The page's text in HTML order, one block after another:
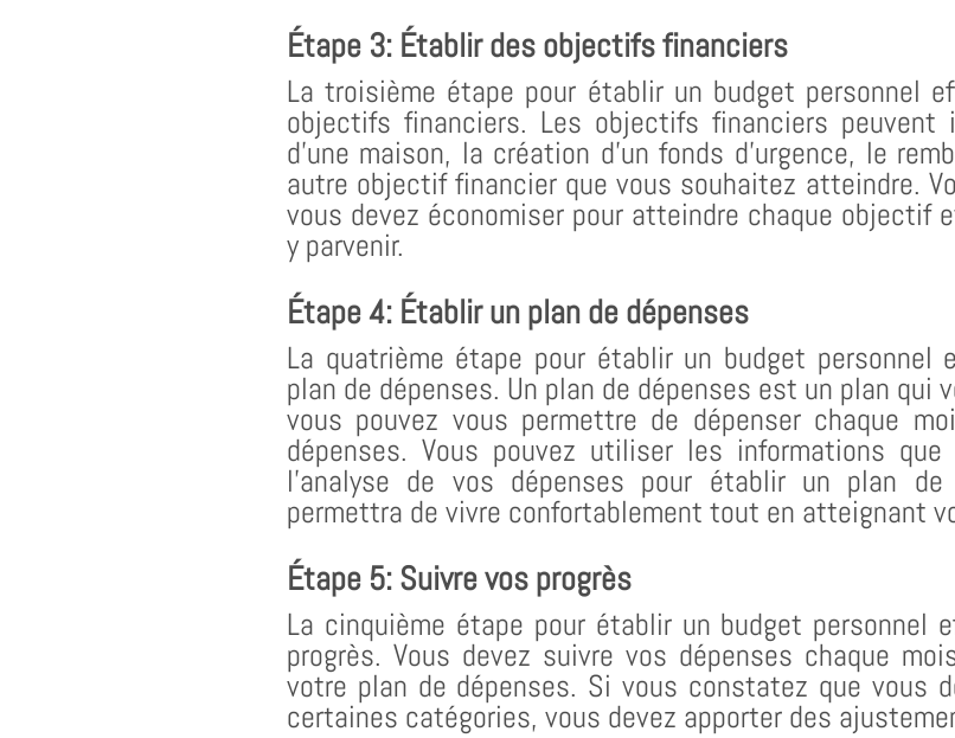
Étape 3: Établir des objectifs financiers
La troisième étape pour établir un budget personnel
objectifs financiers. Les objectifs financiers peuvent
d’une maison, la création d’un fonds d’urgence, le
autre objectif financier que vous souhaitez atteindre.
vous devez économiser pour atteindre chaque objectif
y parvenir.
Étape 4: Établir un plan de dépenses
La quatrième étape pour établir un budget
plan de dépenses. Un plan de dépenses est un plan qui
vous pouvez vous permettre de dépenser chaque
dépenses. Vous pouvez utiliser les informations
l’analyse de vos dépenses pour établir un plan
permettra de vivre confortablement tout en atteignant
Étape 5: Suivre vos progrès
La cinquième étape pour établir un budget personnel
progrès. Vous devez suivre vos dépenses chaque
votre plan de dépenses. Si vous constatez que vous
certaines catégories, vous devez apporter des